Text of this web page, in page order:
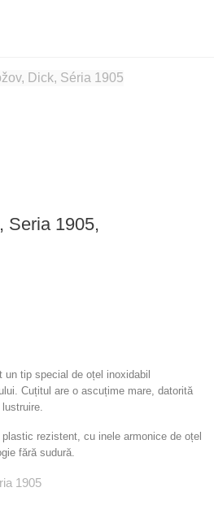
Seria 1905,
tip special de oțel inoxidabil
Cuțitul are o ascuțime mare, datorită
rezistent, cu inele armonice de oțel
fără sudură.